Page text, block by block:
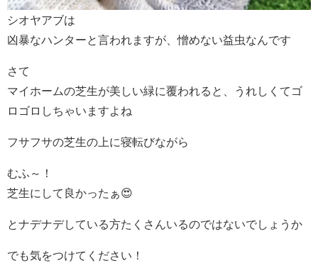
シオヤアブは
凶暴なハンターと言われますが、憎めない益虫なんです
さて
マイホームの芝生が美しい緑に覆われると、うれしくてゴ
ロゴロしちゃいますよね
フサフサの芝生の上に寝転びながら
むふ～！
芝生にして良かったぁ😍
とナデナデしている方たくさんいるのではないでしょうか
でも気をつけてください！